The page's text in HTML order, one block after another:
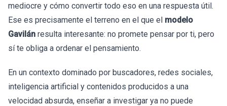
mediocre y cómo convertir todo eso en una respuesta útil.
Ese es precisamente el terreno en el que el modelo
Gavilán resulta interesante: no promete pensar por ti, pero
sí te obliga a ordenar el pensamiento.
En un contexto dominado por buscadores, redes sociales,
inteligencia artificial y contenidos producidos a una
velocidad absurda, enseñar a investigar ya no puede